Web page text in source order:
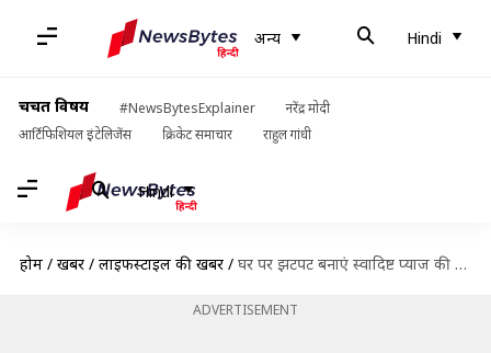
अन्य Hindi
चर्चित विषय #NewsBytesExplainer
नरेंद्र मोदी
आर्टिफिशियल इंटेलिजेंस
क्रिकेट समाचार राहुल गांधी
Hindi
होम / खबरें / लाइफस्टाइल की खबरें / घर पर झटपट बनाएं स्वादिष्ट प्याज की कचौड़ी, आसान है बनाने का तरीका
ADVERTISEMENT